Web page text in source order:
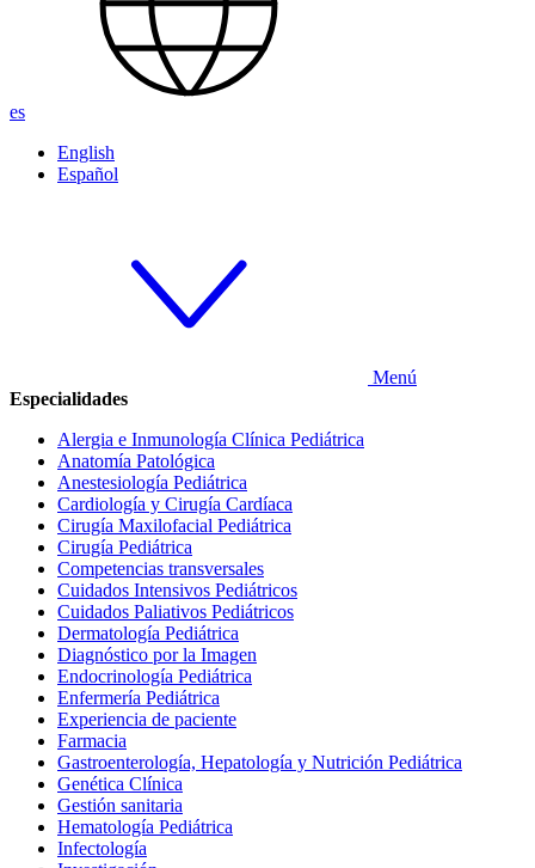
es
English
Español
Menú
Especialidades
Alergia e Inmunología Clínica Pediátrica
Anatomía Patológica
Anestesiología Pediátrica
Cardiología y Cirugía Cardíaca
Cirugía Maxilofacial Pediátrica
Cirugía Pediátrica
Competencias transversales
Cuidados Intensivos Pediátricos
Cuidados Paliativos Pediátricos
Dermatología Pediátrica
Diagnóstico por la Imagen
Endocrinología Pediátrica
Enfermería Pediátrica
Experiencia de paciente
Farmacia
Gastroenterología, Hepatología y Nutrición Pediátrica
Genética Clínica
Gestión sanitaria
Hematología Pediátrica
Infectología